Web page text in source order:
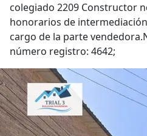
colegiado 2209 Constructor
honorarios de
cargo de la parte
número registro: 4642;